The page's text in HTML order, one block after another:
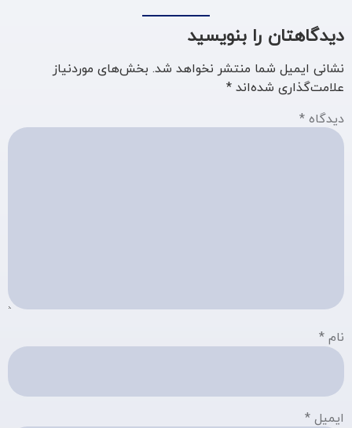
دیدگاهتان را بنویسید
نشانی ایمیل شما منتشر نخواهد شد. بخش‌های موردنیاز
علامت‌گذاری شده‌اند *
دیدگاه *
نام *
ایمیل *